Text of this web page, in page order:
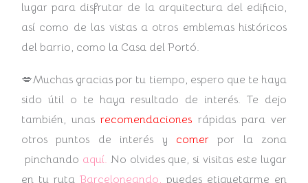
lugar para disfrutar de la arquitectura del edificio,
así como de las vistas a otros emblemas históricos
del barrio, como la Casa del Portó.
💋Muchas gracias por tu tiempo, espero que te haya
sido útil o te haya resultado de interés. Te dejo
también, unasrecomendaciones rápidas para ver
otros puntos de interés y comerpor la zona
pinchando aquí. No olvides que, si visitas este lugar
en tu ruta Barceloneando, puedes etiquetarme en